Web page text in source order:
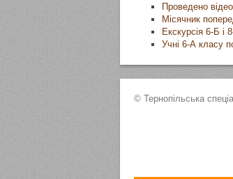
Проведено
Місячник
Екскурсія 6-Б і
Учні 6-А класу
© Тернопільська